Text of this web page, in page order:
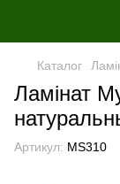
Каталог
Ламінат
Артикул: MS310